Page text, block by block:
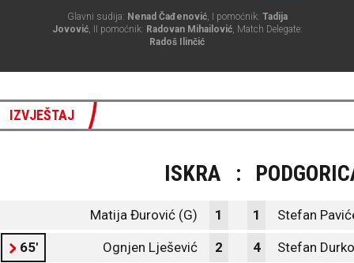
Glavni sudija: Nenad Čađenović, I pomoćnik: Tadija
Jovović, II pomoćnik: Radovan Mihailović, Match Delegate:
Radoš Ilinčić
IZVJEŠTAJ
ISKRA :
Matija Đurović (G) 1 1 Stefan
65' Ognjen Lješević 2 4 Stefan